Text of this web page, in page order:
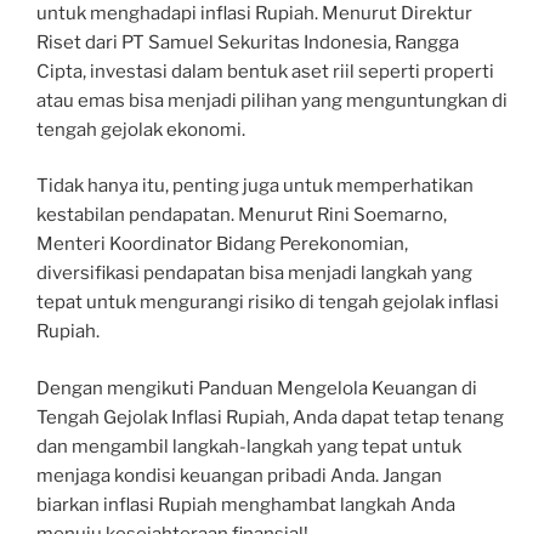
untuk menghadapi inflasi Rupiah. Menurut Direktur
Riset dari PT Samuel Sekuritas Indonesia, Rangga
Cipta, investasi dalam bentuk aset riil seperti properti
atau emas bisa menjadi pilihan yang menguntungkan di
tengah gejolak ekonomi.
Tidak hanya itu, penting juga untuk memperhatikan
kestabilan pendapatan. Menurut Rini Soemarno,
Menteri Koordinator Bidang Perekonomian,
diversifikasi pendapatan bisa menjadi langkah yang
tepat untuk mengurangi risiko di tengah gejolak inflasi
Rupiah.
Dengan mengikuti Panduan Mengelola Keuangan di
Tengah Gejolak Inflasi Rupiah, Anda dapat tetap tenang
dan mengambil langkah-langkah yang tepat untuk
menjaga kondisi keuangan pribadi Anda. Jangan
biarkan inflasi Rupiah menghambat langkah Anda